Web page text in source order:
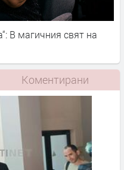
В магичния свят на
Коментирани